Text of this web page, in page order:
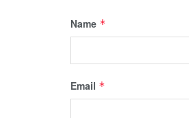
Name *
Email *